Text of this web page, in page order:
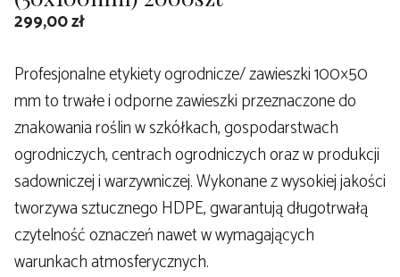
299,00zł
Profesjonalne etykiety ogrodnicze/ zawieszki 100×50
mm to trwałe i odporne zawieszki przeznaczone do
znakowania roślin w szkółkach, gospodarstwach
ogrodniczych, centrach ogrodniczych oraz w produkcji
sadowniczej i warzywniczej. Wykonane z wysokiej jakości
tworzywa sztucznego HDPE, gwarantują długotrwałą
czytelność oznaczeń nawet w wymagających
warunkach atmosferycznych.